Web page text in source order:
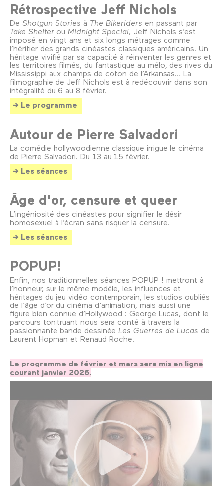
Rétrospective Jeff Nichols
De Shotgun Stories à The Bikeriders en passant par
Take Shelter ou Midnight Special, Jeff Nichols s’est
imposé en vingt ans et six longs métrages comme
l’héritier des grands cinéastes classiques américains. Un
héritage vivifié par sa capacité à réinventer les genres et
les territoires filmés, du fantastique au mélo, des rives du
Mississippi aux champs de coton de l’Arkansas… La
filmographie de Jeff Nichols est à redécouvrir dans son
intégralité du 6 au 8 février.
Le programme
Autour de Pierre Salvadori
La comédie hollywoodienne classique irrigue le cinéma
de Pierre Salvadori. Du 13 au 15 février.
Les séances
Âge d'or, censure et queer
L’ingéniosité des cinéastes pour signifier le désir
homosexuel à l’écran sans risquer la censure.
Les séances
POPUP!
Enfin, nos traditionnelles séances POPUP ! mettront à
l’honneur, sur le même modèle, les influences et
héritages du jeu vidéo contemporain, les studios oubliés
de l’âge d’or du cinéma d’animation, mais aussi une
figure bien connue d’Hollywood : George Lucas, dont le
parcours tonitruant nous sera conté à travers la
passionnante bande dessinée Les Guerres de Lucas de
Laurent Hopman et Renaud Roche.
Le programme de février et mars sera mis en ligne
courant janvier 2026.